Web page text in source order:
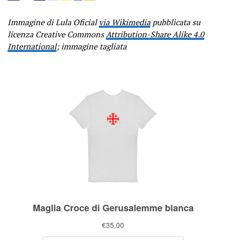
Immagine di Lula Oficialvia Wikimediapubblicata su
licenza Creative CommonsAttribution-Share Alike 4.0
International; immagine tagliata